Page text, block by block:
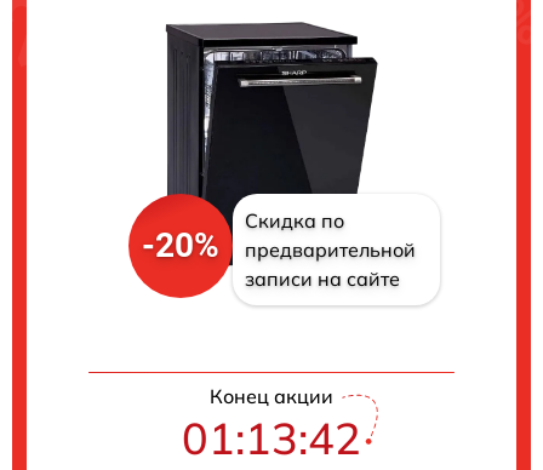
-20%
Скидка по
предварительной
записи на сайте
Конец акции
01:13:42